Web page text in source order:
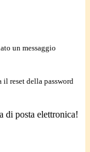
un messaggio
il reset della password
di posta elettronica!